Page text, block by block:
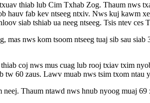
thiab lub Cim Txhab Zog. Thaum nws
fab kev ntseeg ntxiv. Nws kuj kawm
siab tshiab ua neeg ntseeg. Tsis ntev ces
mas nws kom tsoom ntseeg tuaj sib sau
coj nws mus cuag lub rooj txiav txim
60 zaus. Lawv muab nws tsim txom
Thaum ntawd nws hnub nyoog muaj 69